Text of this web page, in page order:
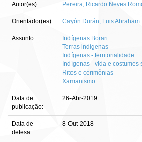
Autor(es): Pereira, Ricardo Neves
Orientador(es): Cayón Durán, Luis Abraham
Assunto:
Indígenas Borari
Terras indígenas
Indígenas - territorialidade
Indígenas - vida e costumes
Ritos e cerimônias
Xamanismo
Data de
publicação:
26-Abr-2019
Data de
defesa:
8-Out-2018